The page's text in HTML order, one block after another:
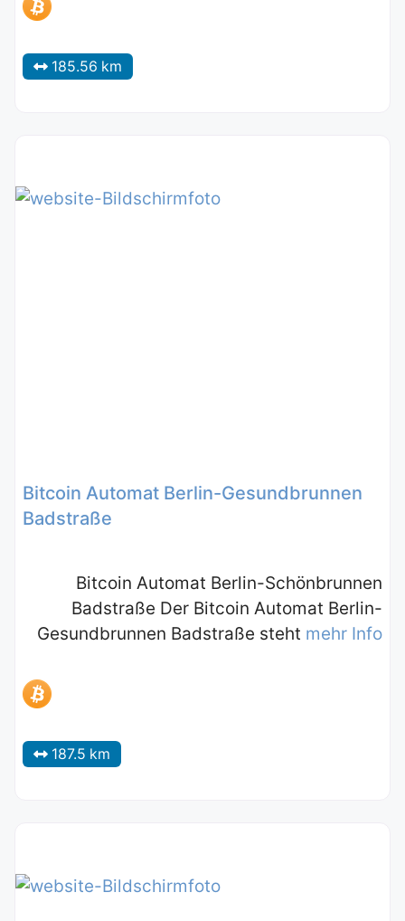
185.56 km
Bitcoin Automat Berlin-Gesundbrunnen
Badstraße
Bitcoin Automat Berlin-Schönbrunnen
Badstraße Der Bitcoin Automat Berlin-
Gesundbrunnen Badstraße steht mehr Info
187.5 km